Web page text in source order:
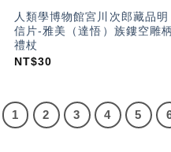
人類學博物館宮川次郎藏品明
信片-雅美（達悟）族鏤空雕柄
禮杖
NT$30
1 2 3 4 5